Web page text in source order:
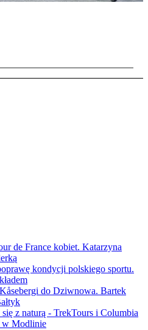
de France kobiet. Katarzyna
kondycji polskiego sportu.
do Dziwnowa. Bartek
z naturą - TrekTours i Columbia
w Modlinie